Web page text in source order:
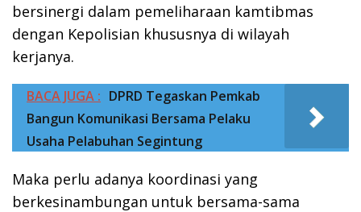
bersinergi dalam pemeliharaan kamtibmas
dengan Kepolisian khususnya di wilayah
kerjanya.
BACA JUGA : DPRD Tegaskan Pemkab
Bangun Komunikasi Bersama Pelaku
Usaha Pelabuhan Segintung
Maka perlu adanya koordinasi yang
berkesinambungan untuk bersama-sama